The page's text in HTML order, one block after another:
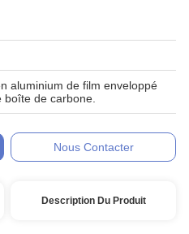
aluminium de film enveloppé
boîte de carbone.
Nous Contacter
Description Du Produit